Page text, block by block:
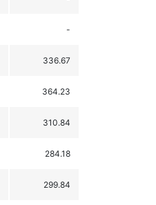
-
336.67
364.23
310.84
284.18
299.84